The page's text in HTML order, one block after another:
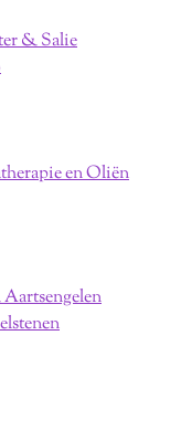
& Salie
en Oliën